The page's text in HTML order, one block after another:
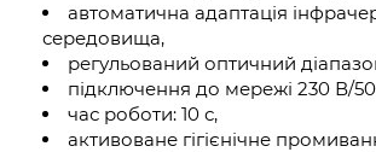
автоматична адаптація
середовища,
регульований оптичний
підключення до мережі 230 В/
час роботи: 10 с,
активоване гігієнічне